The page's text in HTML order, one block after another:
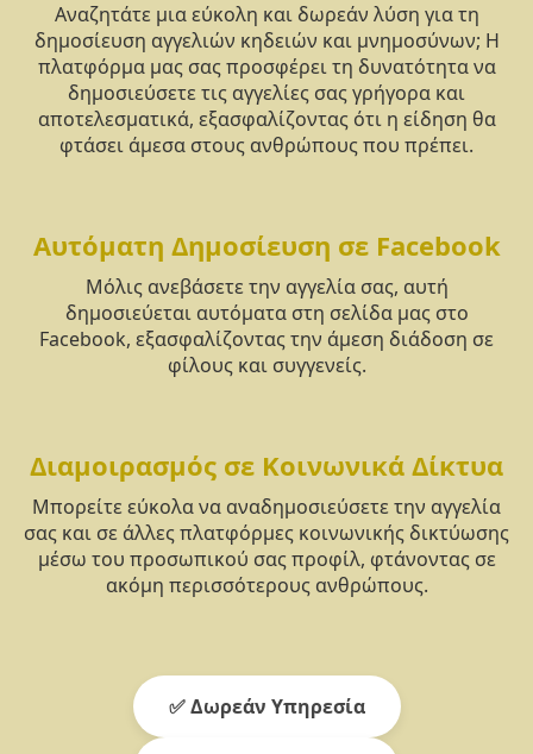
Αναζητάτε μια εύκολη και δωρεάν λύση για τη
δημοσίευση αγγελιών κηδειών και μνημοσύνων; Η
πλατφόρμα μας σας προσφέρει τη δυνατότητα να
δημοσιεύσετε τις αγγελίες σας γρήγορα και
αποτελεσματικά, εξασφαλίζοντας ότι η είδηση θα
φτάσει άμεσα στους ανθρώπους που πρέπει.
Αυτόματη Δημοσίευση σε Facebook
Μόλις ανεβάσετε την αγγελία σας, αυτή
δημοσιεύεται αυτόματα στη σελίδα μας στο
Facebook, εξασφαλίζοντας την άμεση διάδοση σε
φίλους και συγγενείς.
Διαμοιρασμός σε Κοινωνικά Δίκτυα
Μπορείτε εύκολα να αναδημοσιεύσετε την αγγελία
σας και σε άλλες πλατφόρμες κοινωνικής δικτύωσης
μέσω του προσωπικού σας προφίλ, φτάνοντας σε
ακόμη περισσότερους ανθρώπους.
✅ Δωρεάν Υπηρεσία